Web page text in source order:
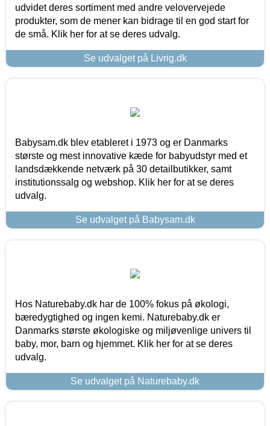
udvidet deres sortiment med andre velovervejede
produkter, som de mener kan bidrage til en god start for
de små. Klik her for at se deres udvalg.
Se udvalget på Livrig.dk
Babysam.dk blev etableret i 1973 og er Danmarks
største og mest innovative kæde for babyudstyr med et
landsdækkende netværk på 30 detailbutikker, samt
institutionssalg og webshop. Klik her for at se deres
udvalg.
Se udvalget på Babysam.dk
Hos Naturebaby.dk har de 100% fokus på økologi,
bæredygtighed og ingen kemi. Naturebaby.dk er
Danmarks største økologiske og miljøvenlige univers til
baby, mor, barn og hjemmet. Klik her for at se deres
udvalg.
Se udvalget på Naturebaby.dk